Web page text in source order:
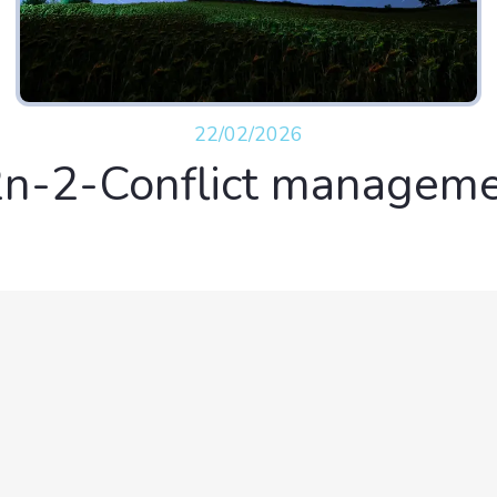
22/02/2026
2-Conflict